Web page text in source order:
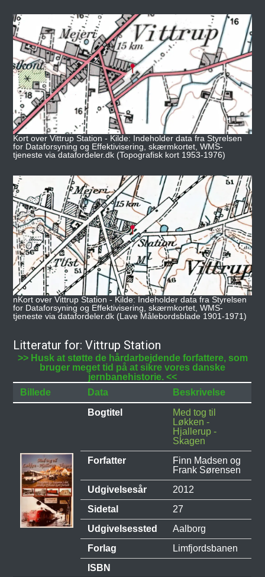
Kort over Vittrup Station - Kilde: Indeholder data fra Styrelsen
for Dataforsyning og Effektivisering, skærmkortet, WMS-
tjeneste via datafordeler.dk (Topografisk kort 1953-1976)
nKort over Vittrup Station - Kilde: Indeholder data fra Styrelsen
for Dataforsyning og Effektivisering, skærmkortet, WMS-
tjeneste via datafordeler.dk (Lave Målebordsblade 1901-1971)
Litteratur for: Vittrup Station
>> Husk at støtte de hårdarbejdende forfattere, som
bruger meget tid på at sikre vores danske
jernbanehistorie. <<
Billede
Data
Beskrivelse
Bogtitel
Med tog til
Løkken -
Hjallerup -
Skagen
Forfatter
Finn Madsen og
Frank Sørensen
Udgivelsesår
2012
Sidetal
27
Udgivelsessted
Aalborg
Forlag
Limfjordsbanen
ISBN